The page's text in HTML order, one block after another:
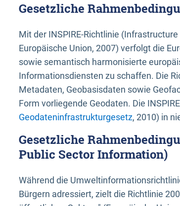
Gesetzliche
Mit der INSPIRE-Richtlinie
Europäische Union, 2007) verfolgt die
sowie semantisch harmonisierte
Informationsdiensten zu schaffen. Die
Metadaten, Geobasisdaten sowie
Form vorliegende Geodaten. Die
Geodateninfrastrukturgesetz, 2010) in
Gesetzliche
Public Sector Information)
Während die
Bürgern adressiert, zielt die Richtlinie